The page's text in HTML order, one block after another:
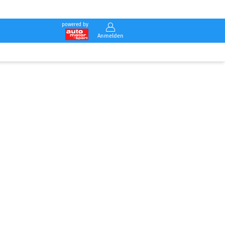
powered by
Anmelden